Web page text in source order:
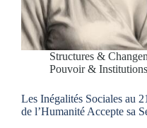
Structures &
Pouvoir & Institutions
Les Inégalités Sociales au
de l’Humanité Accepte sa